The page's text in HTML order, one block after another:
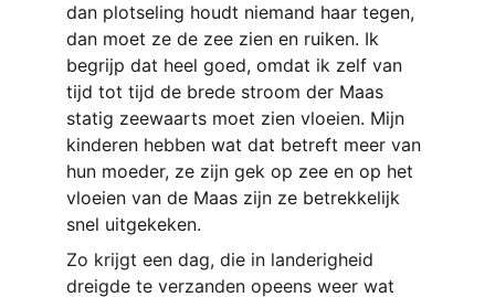
dan plotseling houdt niemand haar tegen,
dan moet ze de zee zien en ruiken. Ik
begrijp dat heel goed, omdat ik zelf van
tijd tot tijd de brede stroom der Maas
statig zeewaarts moet zien vloeien. Mijn
kinderen hebben wat dat betreft meer van
hun moeder, ze zijn gek op zee en op het
vloeien van de Maas zijn ze betrekkelijk
snel uitgekeken.
Zo krijgt een dag, die in landerigheid
dreigde te verzanden opeens weer wat